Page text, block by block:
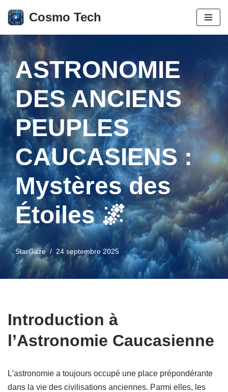
Aller
au
contenu
Cosmo Tech
ASTRONOMIE
DES ANCIENS
PEUPLES
CAUCASIENS :
Mystères des
Étoiles 🌌
StarGaze 24 septembre 2025
Introduction à
l’Astronomie Caucasienne
L’astronomie a toujours occupé une place prépondérante
dans la vie des civilisations anciennes. Parmi elles, les